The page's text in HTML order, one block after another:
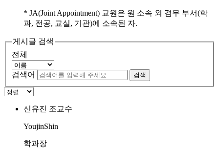
* JA(Joint Appointment) 교원은 원 소속 외 겸무 부서(학
과, 전공, 교실, 기관)에 소속된 자.
게시글 검색
전체
검색어 검색
신유진 조교수
YoujinShin
학과장